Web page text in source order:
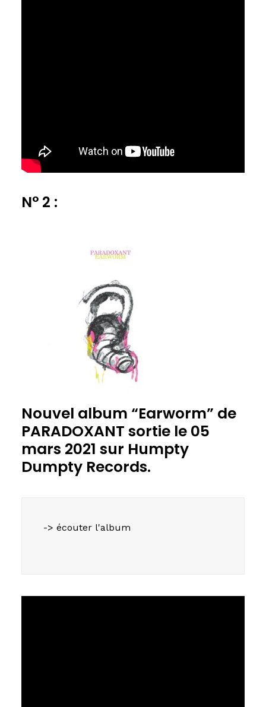
N° 2 :
Nouvel album “Earworm” de
PARADOXANT sortie le 05
mars 2021 sur Humpty
Dumpty Records.
-> écouter l'album